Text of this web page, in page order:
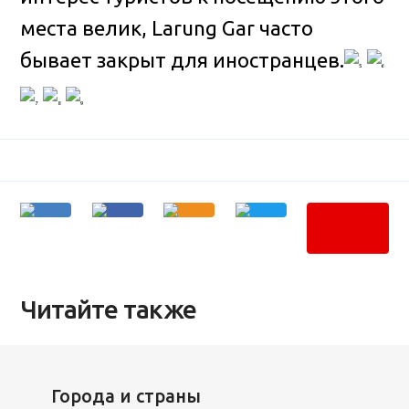
места велик, Larung Gar часто
бывает закрыт для иностранцев.
Читайте также
Города и страны